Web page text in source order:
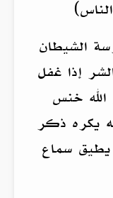
الشيطان
إذا غفل
خنس
يكره ذكر
يطيق سماع